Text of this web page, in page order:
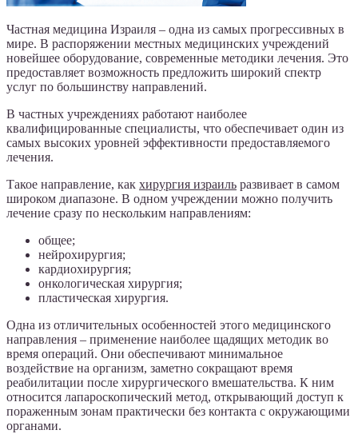
Частная медицина Израиля – одна из самых прогрессивных в
мире. В распоряжении местных медицинских учреждений
новейшее оборудование, современные методики лечения. Это
предоставляет возможность предложить широкий спектр
услуг по большинству направлений.
В частных учреждениях работают наиболее
квалифицированные специалисты, что обеспечивает один из
самых высоких уровней эффективности предоставляемого
лечения.
Такое направление, как хирургия израиль развивает в самом
широком диапазоне. В одном учреждении можно получить
лечение сразу по нескольким направлениям:
общее;
нейрохирургия;
кардиохирургия;
онкологическая хирургия;
пластическая хирургия.
Одна из отличительных особенностей этого медицинского
направления – применение наиболее щадящих методик во
время операций. Они обеспечивают минимальное
воздействие на организм, заметно сокращают время
реабилитации после хирургического вмешательства. К ним
относится лапароскопический метод, открывающий доступ к
пораженным зонам практически без контакта с окружающими
органами.